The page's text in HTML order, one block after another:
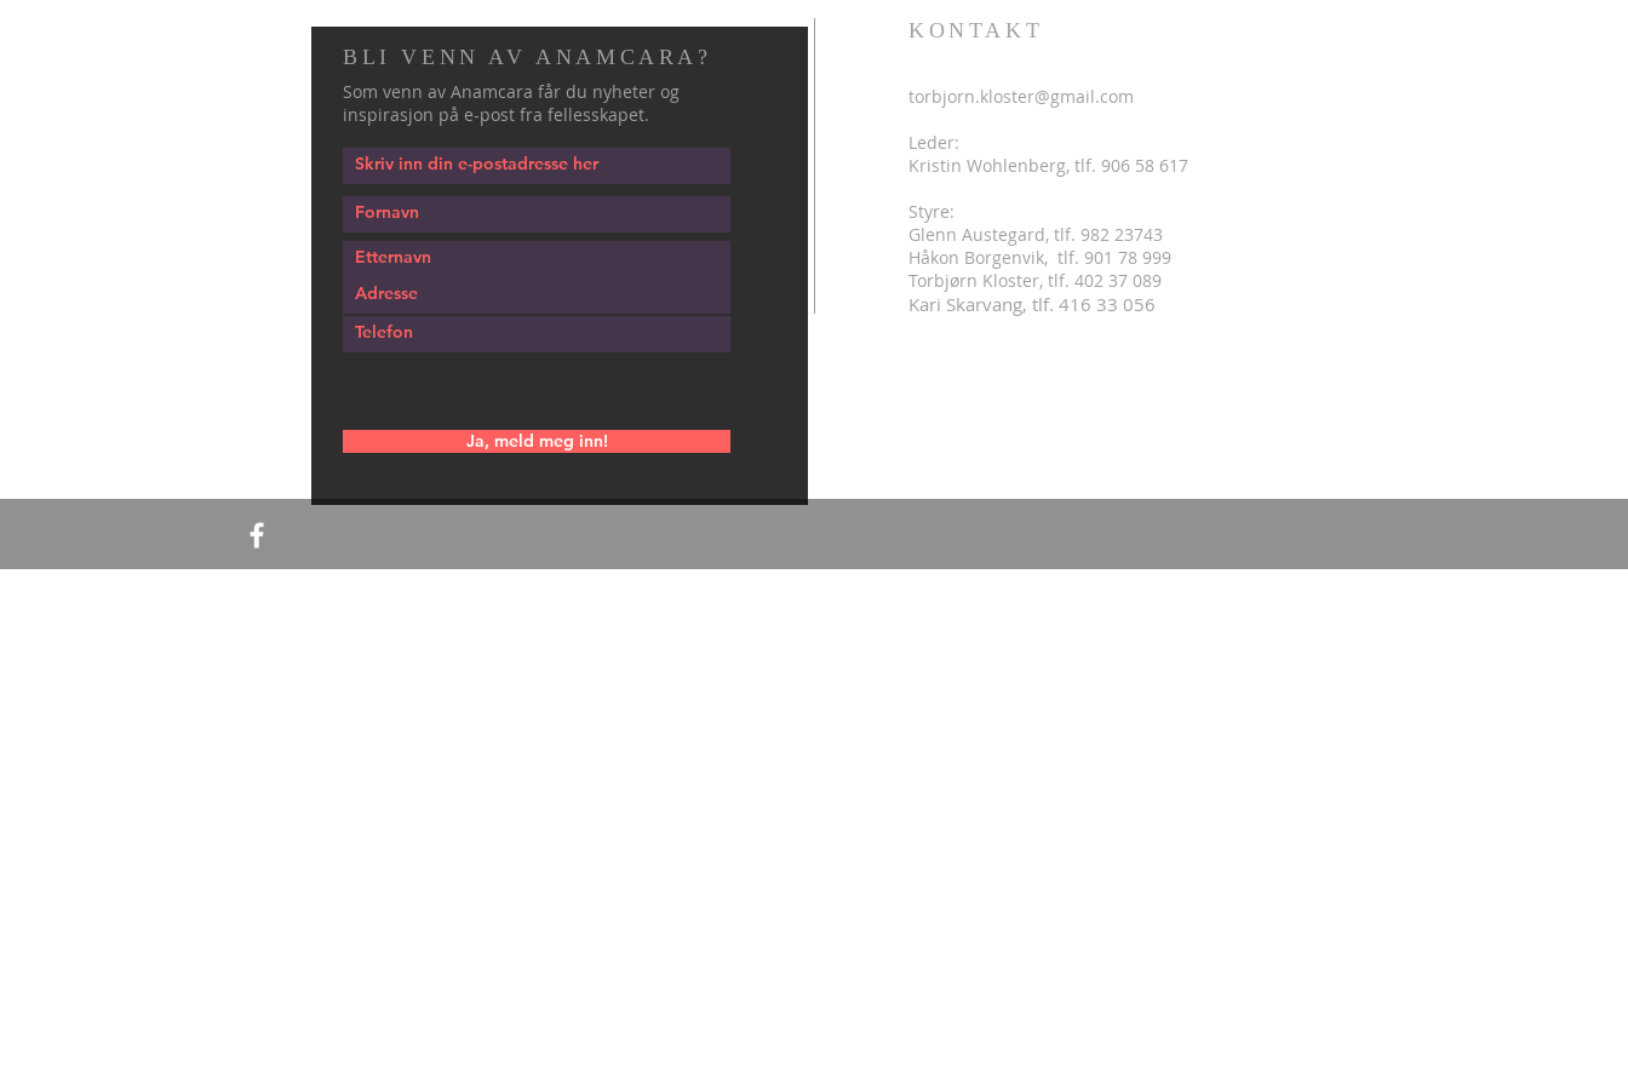
BLI VENN AV ANAMCARA?
Som venn av Anamcara får du nyheter og
inspirasjon på e-post fra fellesskapet.
Ja, meld meg inn!
KONTAKT
torbjorn.kloster@gmail.com
Leder:
Kristin Wohlenberg, tlf. 906 58 617
Styre:
Glenn Austegard, tlf. 982 23743
Håkon Borgenvik, tlf. 901 78 999
Torbjørn Kloster, tlf. 402 37 089
Kari Skarvang, tlf. 416 33 056